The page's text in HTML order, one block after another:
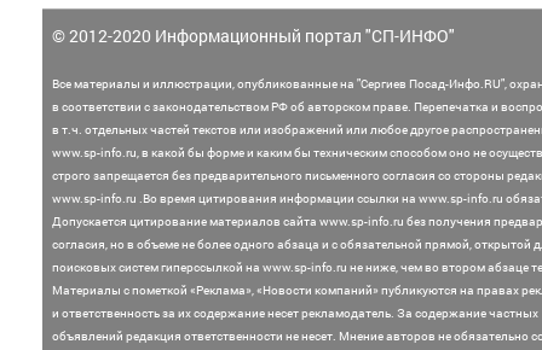
© 2012-2020 Информационный портал "СП-ИНФО"
Все материалы и иллюстрации,опубликованные на "Сергиев Посад-Инфо.RU",
в соответствии с законодательством РФ об авторском праве. Перепечатка и
в т.ч. отдельных частей текстов или изображений или любое другое
www.sp-info.ru, в какой бы форме и каким бы техническим способом оно не
строго запрещается без предварительного письменного согласия со стороны
www.sp-info.ru .Во время цитирования информации ссылки на www.sp-info.ru
Допускается цитирование материалов сайта www.sp-info.ru без получения
согласия, но в объеме не более одного абзаца и с обязательной прямой, открытой
поисковых систем гиперссылкой на www.sp-info.ru не ниже, чем во втором абзаце
Материалы с пометкой «Реклама», «Новости компаний» публикуются на правах
и ответственность за их содержание несет рекламодатель. За содержание частных
объявлений редакция ответственности не несет. Мнениеавторов не обязательно